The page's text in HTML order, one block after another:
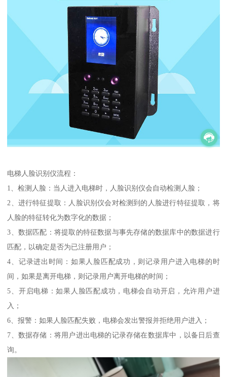
电梯人脸识别仪流程：
1、检测人脸：当人进入电梯时，人脸识别仪会自动检测人脸；
2、进行特征提取：人脸识别仪会对检测到的人脸进行特征提取，将
人脸的特征转化为数字化的数据；
3、数据匹配：将提取的特征数据与事先存储的数据库中的数据进行
匹配，以确定是否为已注册用户；
4、记录进出时间：如果人脸匹配成功，则记录用户进入电梯的时
间，如果是离开电梯，则记录用户离开电梯的时间；
5、开启电梯：如果人脸匹配成功，电梯会自动开启，允许用户进
入；
6、报警：如果人脸匹配失败，电梯会发出警报并拒绝用户进入；
7、数据存储：将用户进出电梯的记录存储在数据库中，以备日后查
询。